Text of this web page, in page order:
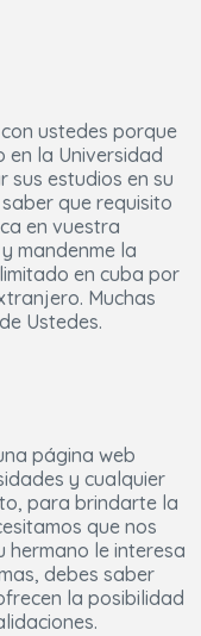
ustedes porque
en la Universidad
sus estudios en su
que requisito
en vuestra
mandenme la
en cuba por
Muchas
Ustedes.
página web
y cualquier
para brindarte la
que nos
hermano le interesa
debes saber
la posibilidad